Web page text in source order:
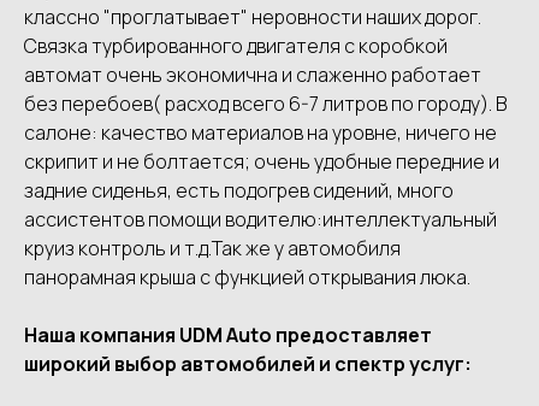
классно "проглатывает" неровности наших дорог.
Связка турбированного двигателя с коробкой
автомат очень экономична и слаженно работает
без перебоев( расход всего 6-7 литров по городу). В
салоне: качество материалов на уровне, ничего не
скрипит и не болтается; очень удобные передние и
задние сиденья, есть подогрев сидений, много
ассистентов помощи водителю:интеллектуальный
круиз контроль и т.д.Так же у автомобиля
панорамная крыша с функцией открывания люка.
Наша компания UDМ Аutо предоставляет
широкий выбор автомобилей и спектр услуг: